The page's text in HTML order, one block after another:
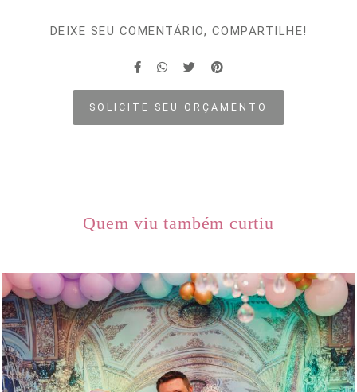
DEIXE SEU COMENTÁRIO, COMPARTILHE!
SOLICITE SEU ORÇAMENTO
Quem viu também curtiu